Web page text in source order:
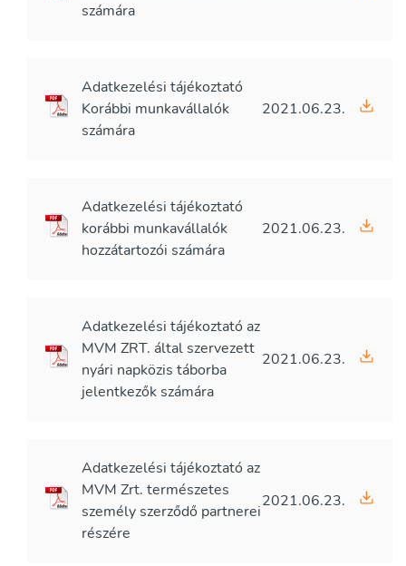
számára
Adatkezelési tájékoztató
Korábbi munkavállalók
számára
2021.06.23.
Adatkezelési tájékoztató
korábbi munkavállalók
hozzátartozói számára
2021.06.23.
Adatkezelési tájékoztató az
MVM ZRT. által szervezett
nyári napközis táborba
jelentkezők számára
2021.06.23.
Adatkezelési tájékoztató az
MVM Zrt. természetes
személy szerződő partnerei
részére
2021.06.23.